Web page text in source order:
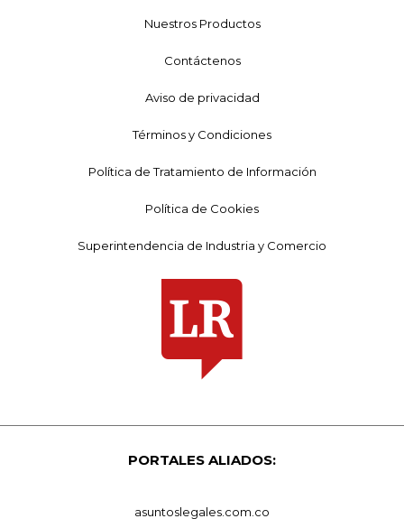
Nuestros Productos
Contáctenos
Aviso de privacidad
Términos y Condiciones
Política de Tratamiento de Información
Política de Cookies
Superintendencia de Industria y Comercio
PORTALES ALIADOS:
asuntoslegales.com.co